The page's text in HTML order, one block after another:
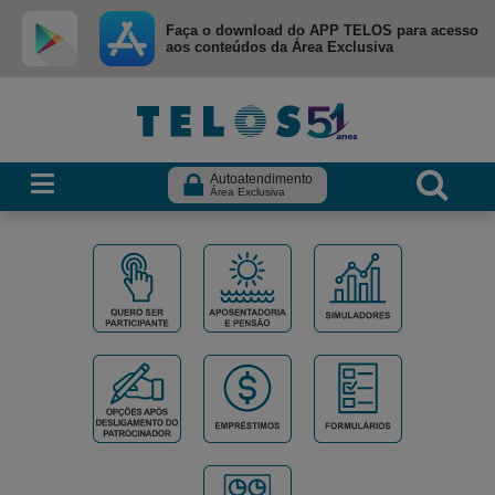
Ir para menu principal
Ir para conteúdo
Faça o download do APP TELOS para acesso
aos conteúdos da Área Exclusiva
Autoatendimento
Área Exclusiva